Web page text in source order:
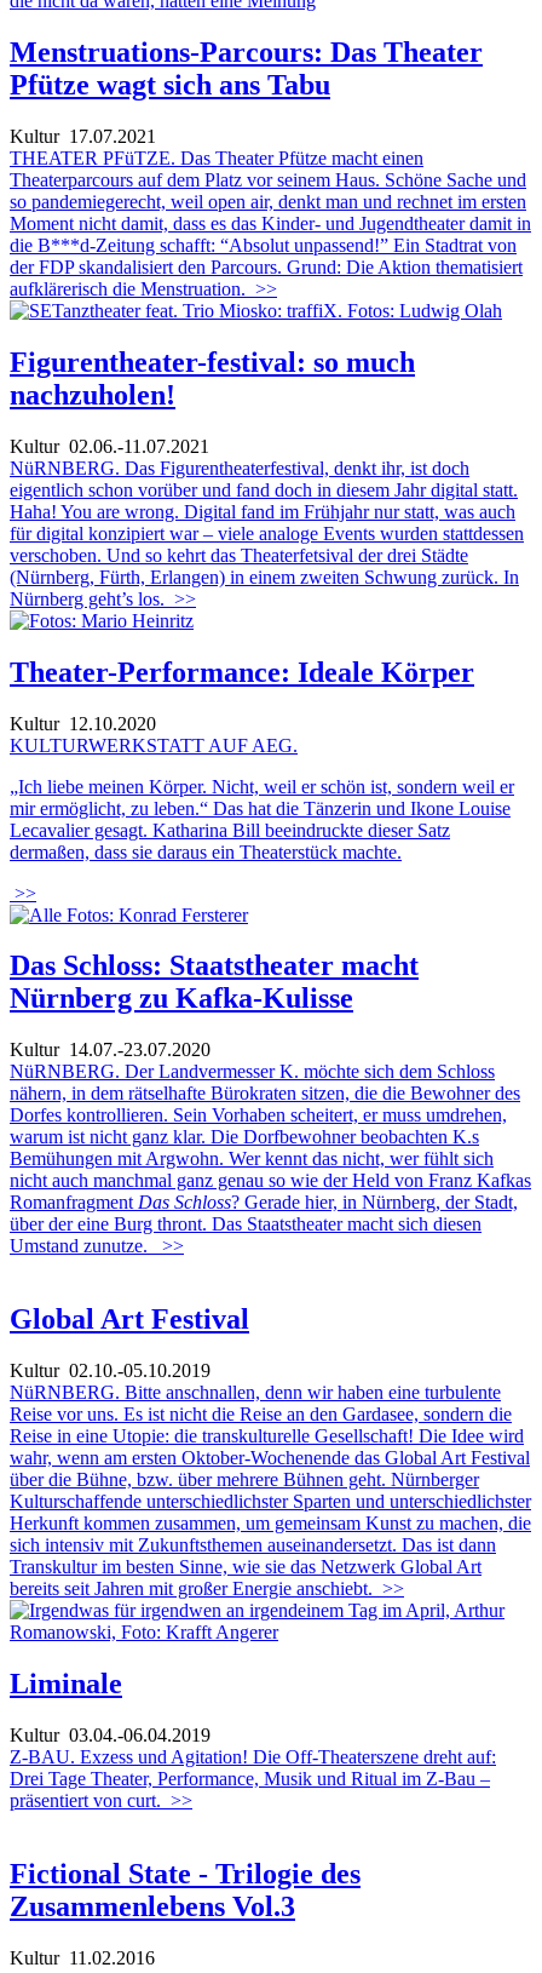
Menstruations-Parcours: Das Theater
Pfütze wagt sich ans Tabu
Kultur17.07.2021
THEATER PFüTZE. Das Theater Pfütze macht einen
Theaterparcours auf dem Platz vor seinem Haus. Schöne Sache und
so pandemiegerecht, weil open air, denkt man und rechnet im ersten
Moment nicht damit, dass es das Kinder- und Jugendtheater damit in
die B***d-Zeitung schafft: “Absolut unpassend!” Ein Stadtrat von
der FDP skandalisiert den Parcours. Grund: Die Aktion thematisiert
aufklärerisch die Menstruation. >>
Figurentheater-festival: so much
nachzuholen!
Kultur02.06.-11.07.2021
NüRNBERG. Das Figurentheaterfestival, denkt ihr, ist doch
eigentlich schon vorüber und fand doch in diesem Jahr digital statt.
Haha! You are wrong. Digital fand im Frühjahr nur statt, was auch
für digital konzipiert war – viele analoge Events wurden stattdessen
verschoben. Und so kehrt das Theaterfetsival der drei Städte
(Nürnberg, Fürth, Erlangen) in einem zweiten Schwung zurück. In
Nürnberg geht’s los. >>
Theater-Performance: Ideale Körper
Kultur12.10.2020
KULTURWERKSTATT AUF AEG.
„Ich liebe meinen Körper. Nicht, weil er schön ist, sondern weil er
mir ermöglicht, zu leben.“ Das hat die Tänzerin und Ikone Louise
Lecavalier gesagt. Katharina Bill beeindruckte dieser Satz
dermaßen, dass sie daraus ein Theaterstück machte.
>>
Das Schloss: Staatstheater macht
Nürnberg zu Kafka-Kulisse
Kultur14.07.-23.07.2020
NüRNBERG. Der Landvermesser K. möchte sich dem Schloss
nähern, in dem rätselhafte Bürokraten sitzen, die die Bewohner des
Dorfes kontrollieren. Sein Vorhaben scheitert, er muss umdrehen,
warum ist nicht ganz klar. Die Dorfbewohner beobachten K.s
Bemühungen mit Argwohn. Wer kennt das nicht, wer fühlt sich
nicht auch manchmal ganz genau so wie der Held von Franz Kafkas
Romanfragment Das Schloss? Gerade hier, in Nürnberg, der Stadt,
über der eine Burg thront. Das Staatstheater macht sich diesen
Umstand zunutze.
>>
Global Art Festival
Kultur02.10.-05.10.2019
NüRNBERG. Bitte anschnallen, denn wir haben eine turbulente
Reise vor uns. Es ist nicht die Reise an den Gardasee, sondern die
Reise in eine Utopie: die transkulturelle Gesellschaft! Die Idee wird
wahr, wenn am ersten Oktober-Wochenende das Global Art Festival
über die Bühne, bzw. über mehrere Bühnen geht. Nürnberger
Kulturschaffende unterschiedlichster Sparten und unterschiedlichster
Herkunft kommen zusammen, um gemeinsam Kunst zu machen, die
sich intensiv mit Zukunftsthemen auseinandersetzt. Das ist dann
Transkultur im besten Sinne, wie sie das Netzwerk Global Art
bereits seit Jahren mit großer Energie anschiebt. >>
Liminale
Kultur03.04.-06.04.2019
Z-BAU. Exzess und Agitation! Die Off-Theaterszene dreht auf:
Drei Tage Theater, Performance, Musik und Ritual im Z-Bau –
präsentiert von curt. >>
Fictional State - Trilogie des
Zusammenlebens Vol.3
Kultur11.02.2016